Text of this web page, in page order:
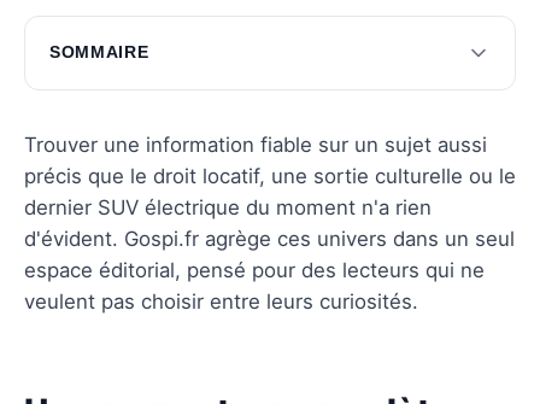
SOMMAIRE
Une couverture complète des sujets du
Des analyses approfondies pour chaque
domaine
Un site fiable pour des informations précises
Questions fréquentes
Trouver une information fiable sur un sujet aussi
précis que le droit locatif, une sortie culturelle ou le
dernier SUV électrique du moment n'a rien
d'évident. Gospi.fr agrège ces univers dans un seul
espace éditorial, pensé pour des lecteurs qui ne
veulent pas choisir entre leurs curiosités.